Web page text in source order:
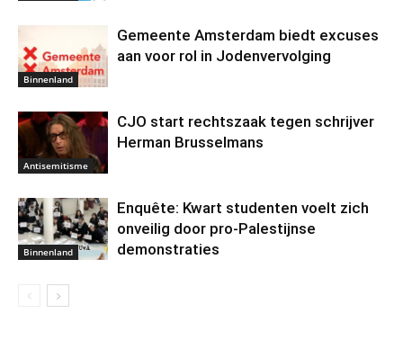
Binnenland
Gemeente Amsterdam biedt excuses
aan voor rol in Jodenvervolging
Antisemitisme
CJO start rechtszaak tegen schrijver
Herman Brusselmans
Binnenland
Enquête: Kwart studenten voelt zich
onveilig door pro-Palestijnse
demonstraties